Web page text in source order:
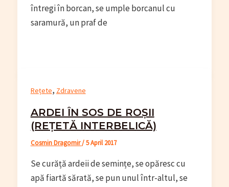
întregi în borcan, se umple borcanul cu
saramură, un praf de
Rețete, Zdravene
ARDEI ÎN SOS DE ROȘII
(REȚETĂ INTERBELICĂ)
Cosmin Dragomir/5 April 2017
Se curăță ardeii de semințe, se opăresc cu
apă fiartă sărată, se pun unul într-altul, se